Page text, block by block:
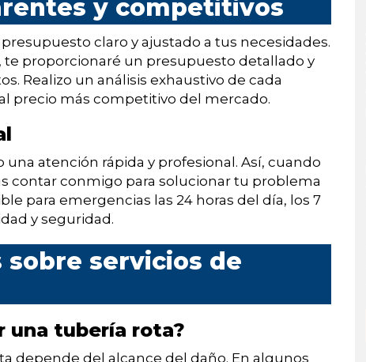
y competitivos
claro y ajustado a tus necesidades.
te proporcionaré un presupuesto detallado y
Realizo un análisis exhaustivo de cada
precio más competitivo del mercado.
atención rápida y profesional. Así, cuando
contar conmigo para solucionar tu problema
para emergencias las 24 horas del día, los 7
y seguridad.
servicios de
una tubería rota?
depende del alcance del daño. En algunos